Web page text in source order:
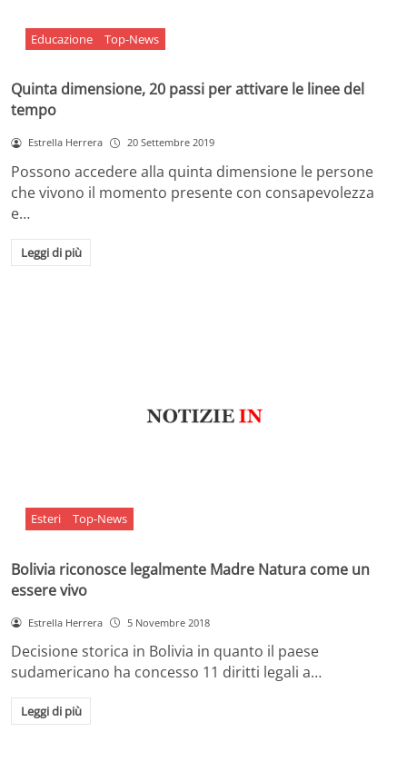
Educazione Top-News
Quinta dimensione, 20 passi per attivare le linee del
tempo
Estrella Herrera 20 Settembre 2019
Possono accedere alla quinta dimensione le persone
che vivono il momento presente con consapevolezza
e…
Leggi di più
Esteri Top-News
Bolivia riconosce legalmente Madre Natura come un
essere vivo
Estrella Herrera 5 Novembre 2018
Decisione storica in Bolivia in quanto il paese
sudamericano ha concesso 11 diritti legali a…
Leggi di più